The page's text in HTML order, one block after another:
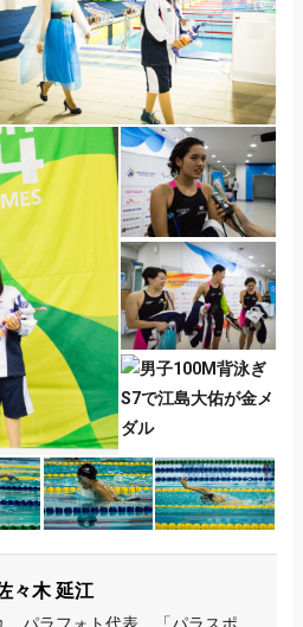
々木 延江
。パラフォト代表。「パラスポ